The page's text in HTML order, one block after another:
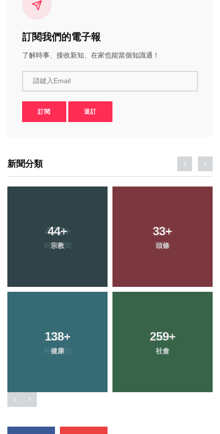
訂閱我們的電子報
了解時事、接收新知、在家也能當個知識通！
請鍵入Email
訂閱 退訂
新聞分類
44+
宗教
33+
頭條
138+
健康
259+
社會